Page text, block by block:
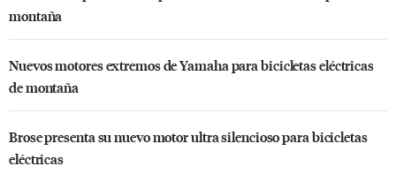
montaña
Nuevos motores extremos de Yamaha para bicicletas eléctricas
de montaña
Brose presenta su nuevo motor ultra silencioso para bicicletas
eléctricas